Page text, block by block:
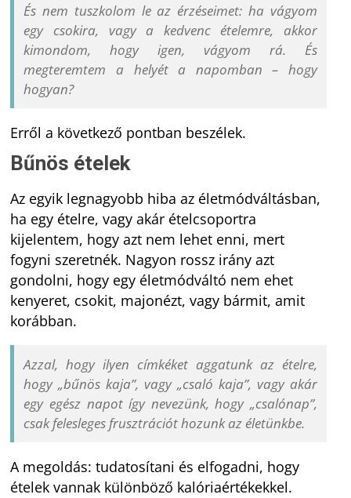
És nem tuszkolom le az érzéseimet: ha vágyom
egy csokira, vagy a kedvenc ételemre, akkor
kimondom, hogy igen, vágyom rá. És
megteremtem a helyét a napomban – hogy
hogyan?
Erről a következő pontban beszélek.
Bűnös ételek
Az egyik legnagyobb hiba az életmódváltásban,
ha egy ételre, vagy akár ételcsoportra
kijelentem, hogy azt nem lehet enni, mert
fogyni szeretnék. Nagyon rossz irány azt
gondolni, hogy egy életmódváltó nem ehet
kenyeret, csokit, majonézt, vagy bármit, amit
korábban.
Azzal, hogy ilyen címkéket aggatunk az ételre,
hogy „bűnös kaja”, vagy „csaló kaja”, vagy akár
egy egész napot így nevezünk, hogy „csalónap”,
csak felesleges frusztrációt hozunk az életünkbe.
A megoldás: tudatosítani és elfogadni, hogy
ételek vannak különböző kalóriaértékekkel.